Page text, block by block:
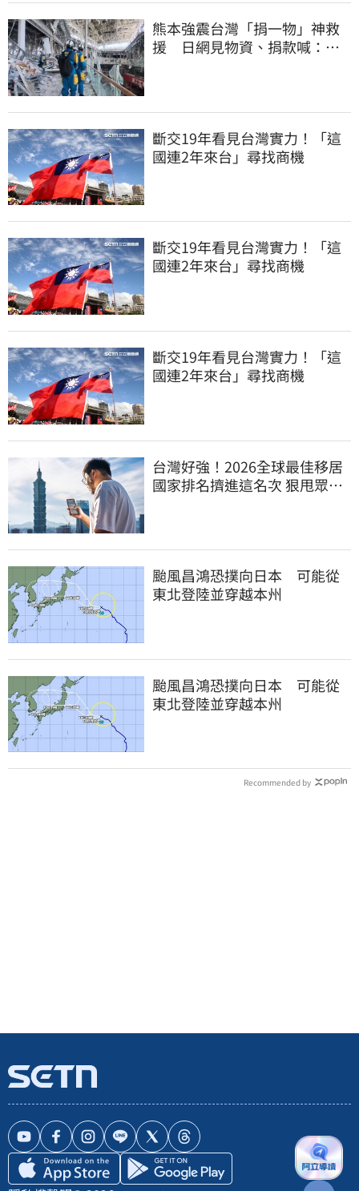
熊本強震台灣「捐一物」神救
援 日網見物資、捐款喊：給
斷交19年看見台灣實力！「這
國連2年來台」尋找商機
斷交19年看見台灣實力！「這
國連2年來台」尋找商機
斷交19年看見台灣實力！「這
國連2年來台」尋找商機
台灣好強！2026全球最佳移居
國家排名擠進這名次 狠甩眾多
颱風昌鴻恐撲向日本 可能從
東北登陸並穿越本州
颱風昌鴻恐撲向日本 可能從
東北登陸並穿越本州
Recommended by